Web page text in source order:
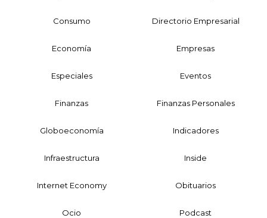
Consumo Directorio Empresarial
Economía Empresas
Especiales Eventos
Finanzas Finanzas Personales
Globoeconomía Indicadores
Infraestructura Inside
Internet Economy Obituarios
Ocio Podcast